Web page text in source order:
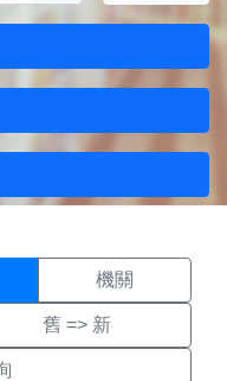
面
機關
舊 => 新